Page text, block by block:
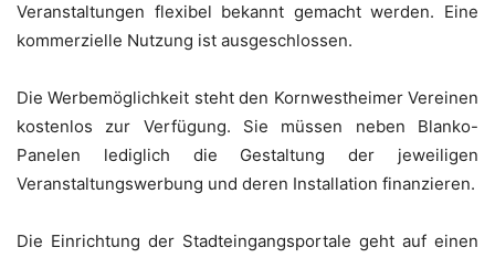
Veranstaltungen flexibel bekannt gemacht werden. Eine
kommerzielle Nutzung ist ausgeschlossen.
Die Werbemöglichkeit steht den Kornwestheimer Vereinen
kostenlos zur Verfügung. Sie müssen neben Blanko-
Panelen lediglich die Gestaltung der jeweiligen
Veranstaltungswerbung und deren Installation finanzieren.
Die Einrichtung der Stadteingangsportale geht auf einen